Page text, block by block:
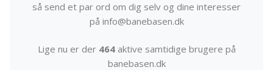
så send et par ord om dig selv og dine interesser
på info@banebasen.dk
Lige nu er der 464aktive samtidige brugere på
banebasen.dk